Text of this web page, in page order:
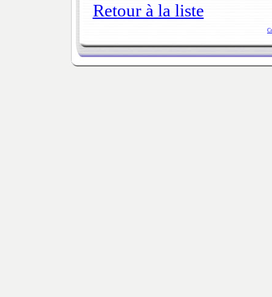
Retour à la liste